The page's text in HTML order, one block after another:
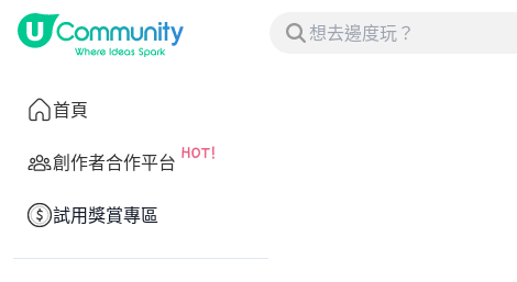
首頁
創作者合作平台
試用獎賞專區